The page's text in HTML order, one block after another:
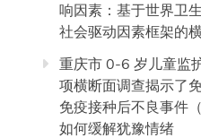
响因素：基于世界卫
社会驱动因素框架的
重庆市 0-6 岁儿童监
项横断面调查揭示了
免疫接种后不良事件
如何缓解犹豫情绪